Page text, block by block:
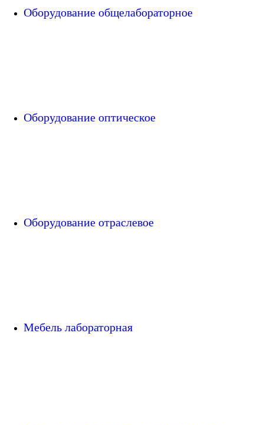
Оборудование общелабораторное
Оборудование оптическое
Оборудование отраслевое
Мебель лабораторная